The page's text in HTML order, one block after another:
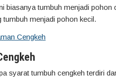
biasanya tumbuh menjadi pohon
tumbuh menjadi pohon kecil.
Cengkeh
syarat tumbuh cengkeh terdiri